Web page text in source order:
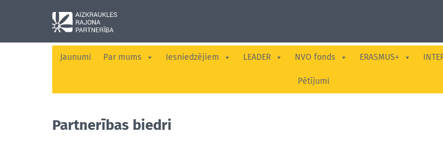
Jaunumi Par mums Iesniedzējiem LEADER NVO fonds ERASMUS+
Pētījumi
Partnerības biedri